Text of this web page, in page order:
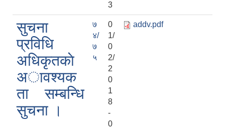
3
सुचना
प्रविधि
अधिकृतकाे
अावश्यक
ता सम्बन्धि
सुचना ।
७
४/
७
५
0
1/
0
2/
2
0
1
8
-
0
addv.pdf